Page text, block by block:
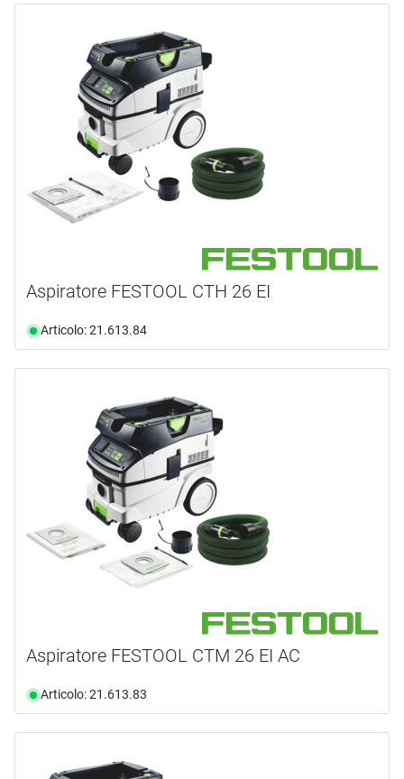
Aspiratore FESTOOL CTH 26 EI
Articolo: 21.613.84
Aspiratore FESTOOL CTM 26 EI AC
Articolo: 21.613.83